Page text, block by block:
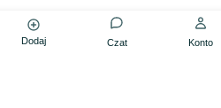
Dodaj Czat Konto